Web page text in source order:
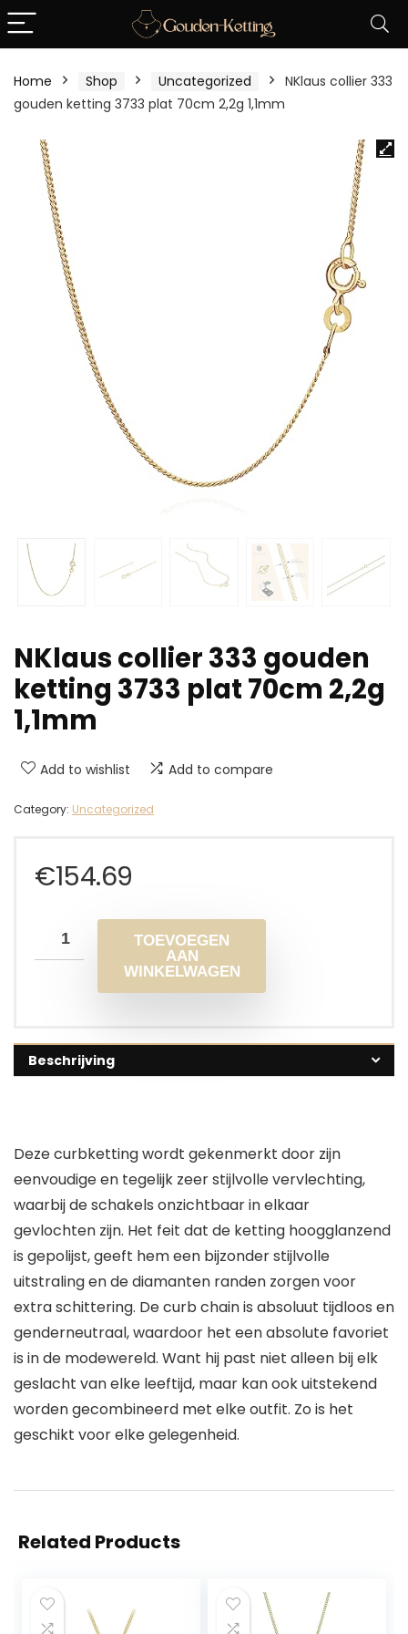
Home Shop Uncategorized
NKlaus collier 333
gouden ketting 3733 plat 70cm 2,2g 1,1mm
NKlaus collier 333 gouden
ketting 3733 plat 70cm 2,2g
1,1mm
Add to wishlist Add to compare
Category: Uncategorized
€154.69
TOEVOEGEN
AAN
WINKELWAGEN
Beschrijving
Deze curbketting wordt gekenmerkt door zijn
eenvoudige en tegelijk zeer stijlvolle vervlechting,
waarbij de schakels onzichtbaar in elkaar
gevlochten zijn. Het feit dat de ketting hoogglanzend
is gepolijst, geeft hem een bijzonder stijlvolle
uitstraling en de diamanten randen zorgen voor
extra schittering. De curb chain is absoluut tijdloos en
genderneutraal, waardoor het een absolute favoriet
is in de modewereld. Want hij past niet alleen bij elk
geslacht van elke leeftijd, maar kan ook uitstekend
worden gecombineerd met elke outfit. Zo is het
geschikt voor elke gelegenheid.
Related Products